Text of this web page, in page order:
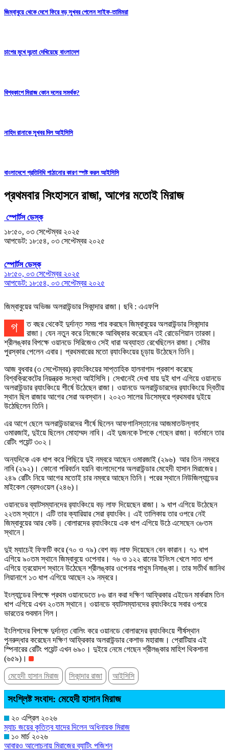
জিম্বাবুয়ে থেকে দেশে ফিরে বড় সুখবর পেলেন সাইফ-তামিমরা
চাপের মুখে দৃঢ়তা দেখিয়েছে বাংলাদেশ
বিশ্বকাপে মিরাজ কোন দলের সমর্থক?
নাহিদ রানাকে সুখবর দিল আইসিসি
বাংলাদেশে প্রতিনিধি পাঠানোর কারণ স্পষ্ট করল আইসিসি
প্রথমবার সিংহাসনে রাজা, আগের মতোই মিরাজ
স্পোর্টস ডেস্ক
১৮:৫০, ০৩ সেপ্টেম্বর ২০২৫
আপডেট: ১৮:৫৪, ০৩ সেপ্টেম্বর ২০২৫
স্পোর্টস ডেস্ক
১৮:৫০, ০৩ সেপ্টেম্বর ২০২৫
আপডেট: ১৮:৫৪, ০৩ সেপ্টেম্বর ২০২৫
জিম্বাবুয়ের অভিজ্ঞ অলরাউন্ডার সিকান্দার রাজা। ছবি : এএফপি
গত বছর থেকেই দুর্দান্ত সময় পার করছেন জিম্বাবুয়ের অলরাউন্ডার সিকান্দার
রাজা। যেন নতুন করে নিজেকে আবিষ্কার করেছেন এই রোডেশিয়ান তারকা।
শ্রীলঙ্কার বিপক্ষে ওয়ানডে সিরিজেও সেই ধারা অব্যাহত রেখেছিলেন রাজা। সেটার
পুরস্কার পেলেন এবার। প্রথমবারের মতো র‌্যাংকিংয়ের চূড়ায় উঠেছেন তিনি।
আজ বুধবার (৩ সেপ্টেম্বর) র‌্যাংকিংয়ের সাপ্তাহিক হালনাগাদ প্রকাশ করেছে
বিশ্বক্রিকেটের নিয়ন্ত্রক সংস্থা আইসিসি। সেখানেই দেখা যায় দুই ধাপ এগিয়ে ওয়ানডে
অলরাউন্ডার র‌্যাংকিংয়ে শীর্ষে উঠেছেন রাজা। ওয়ানডে অলরাউন্ডারদের র‌্যাংকিংয়ে দ্বিতীয়
স্থান ছিল রাজার আগের সেরা অবস্থান। ২০২৩ সালের ডিসেম্বরে প্রথমবার দুইয়ে
উঠেছিলেন তিনি।
এর আগে ছেলে অলরাউন্ডারদের শীর্ষে ছিলেন আফগানিস্তানের আজমাতউল্লাহ
ওমারজাই, দুইয়ে ছিলেন মোহাম্মদ নাবি। এই দুজনকে টপকে গেছেন রাজা। বর্তমানে তার
রেটিং পয়েন্ট ৩০২।
অন্যদিকে এক ধাপ করে পিছিয়ে দুই নম্বরে আছেন ওমারজাই (২৯৬) আর তিন নম্বরে
নাবি (২৯২)। কোনো পরিবর্তন হয়নি বাংলাদেশের অলরাউন্ডার মেহেদী হাসান মিরাজের।
২৪৯ রেটিং নিয়ে আগের মতোই চার নম্বরে আছেন তিনি। পরের স্থানে নিউজিল্যান্ডের
মাইকেল ব্রেসওয়েল (২৪৬)।
ওয়ানডের ব্যাটসম্যানদের র‌্যাংকিংয়ে বড় লাফ দিয়েছেন রাজা। ৯ ধাপ এগিয়ে উঠেছেন
২২তম স্থানে। এটি তার ক্যারিয়ার সেরা র‌্যাংকিং। এই তালিকায় তার ওপরে নেই
জিম্বাবুয়ের আর কেউ। বোলারদের র‌্যাংকিংয়ে এক ধাপ এগিয়ে উঠে এসেছেন ৩৮তম
স্থানে।
দুই ম্যাচেই ফিফটি করে (৭০ ও ৭৯) বেশ বড় লাফ দিয়েছেন বেন কারান। ৭১ ধাপ
এগিয়ে ৯০তম স্থানে জিম্বাবুয়ে ওপেনার। ৭৬ ও ১২২ রানের ইনিংস খেলে সাত ধাপ
এগিয়ে ত্রয়োদশ স্থানে উঠেছেন শ্রীলঙ্কার ওপেনার পাথুম নিসাঙ্কা। তার সতীর্থ জানিথ
লিয়ানাগে ১৩ ধাপ এগিয়ে আছেন ২৯ নম্বরে।
ইংল্যান্ডের বিপক্ষে প্রথম ওয়ানডেতে ৮৬ রান করা দক্ষিণ আফ্রিকার এইডেন মার্করাম তিন
ধাপ এগিয়ে এখন ২০তম স্থানে। ওয়ানডে ব্যাটসম্যানদের র‌্যাংকিংয়ে সবার ওপরে
ভারতের শুবমান গিল।
ইংলিশদের বিপক্ষে দুর্দান্ত বোলিং করে ওয়ানডে বোলারদের র‌্যাংকিংয়ে শীর্ষস্থান
পুনরুদ্ধার করেছেন দক্ষিণ আফ্রিকার অলরাউন্ডার কেশাভ মহারাজ। প্রোটিয়ার এই
স্পিনারের রেটিং পয়েন্ট এখন ৬৯০। দুইয়ে নেমে গেছেন শ্রীলঙ্কার মাহিশ থিকশানা
(৬৫৯)।
মেহেদী হাসান মিরাজ
সিকান্দার রাজা আইসিসি
সংশ্লিষ্ট সংবাদ: মেহেদী হাসান মিরাজ
২০ এপ্রিল ২০২৬
ম্যাচ জয়ের কৃতিত্ব যাদের দিলেন অধিনায়ক মিরাজ
১০ মার্চ ২০২৬
আবারও আলোচনায় মিরাজের ব্যাটিং পজিশন